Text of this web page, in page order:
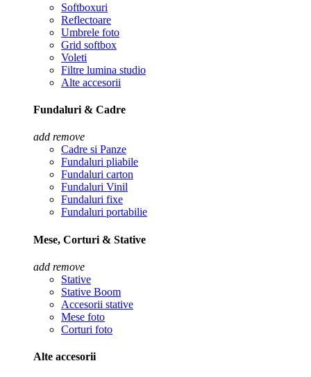
Softboxuri
Reflectoare
Umbrele foto
Grid softbox
Voleti
Filtre lumina studio
Alte accesorii
Fundaluri & Cadre
add remove
Cadre si Panze
Fundaluri pliabile
Fundaluri carton
Fundaluri Vinil
Fundaluri fixe
Fundaluri portabilie
Mese, Corturi & Stative
add remove
Stative
Stative Boom
Accesorii stative
Mese foto
Corturi foto
Alte accesorii